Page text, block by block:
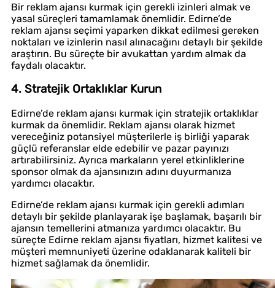
Bir reklam ajansı kurmak için gerekli izinleri almak ve
yasal süreçleri tamamlamak önemlidir. Edirne’de
reklam ajansı seçimi yaparken dikkat edilmesi gereken
noktaları ve izinlerin nasıl alınacağını detaylı bir şekilde
araştırın. Bu süreçte bir avukattan yardım almak da
faydalı olacaktır.
4. Stratejik Ortaklıklar Kurun
Edirne’de reklam ajansı kurmak için stratejik ortaklıklar
kurmak da önemlidir. Reklam ajansı olarak hizmet
vereceğiniz potansiyel müşterilerle iş birliği yaparak
güçlü referanslar elde edebilir ve pazar payınızı
artırabilirsiniz. Ayrıca markaların yerel etkinliklerine
sponsor olmak da ajansınızın adını duyurmanıza
yardımcı olacaktır.
Edirne’de reklam ajansı kurmak için gerekli adımları
detaylı bir şekilde planlayarak işe başlamak, başarılı bir
ajansın temellerini atmanıza yardımcı olacaktır. Bu
süreçte Edirne reklam ajansı fiyatları, hizmet kalitesi ve
müşteri memnuniyeti üzerine odaklanarak kaliteli bir
hizmet sağlamak da önemlidir.